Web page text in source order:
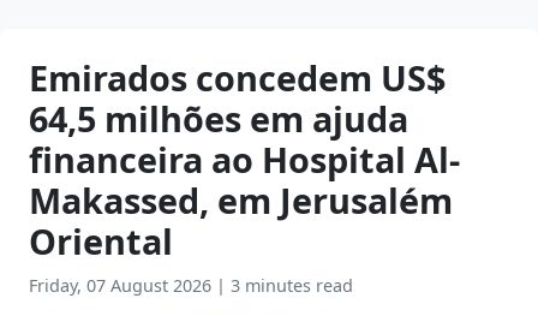
Emirados concedem US$
64,5 milhões em ajuda
financeira ao Hospital Al-
Makassed, em Jerusalém
Oriental
Friday, 07 August 2026 | 3 minutes read